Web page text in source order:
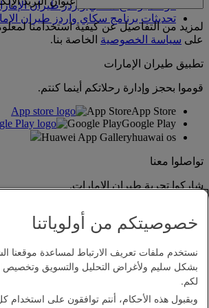
قواعد برنامج سكاي واردز طيران
تحديثات برنامج سكاي واردز طيران
لمزيد من التفاصيل عن كيفية استخدامنا
على سياسة الخصوصية الخاصة بنا.
تطبيق طيران الإمارات
قوموا بحجز وإدارة رحلاتكم أينما كنتم.
App StoreApp Store
Google PlayGoogle Play
Huawei App Galleryhuawai os
تواصلوا معنا
شاركوا تجربة طيران الإمارات.
خصوصيتكم من أولوياتنا
نستخدم ملفات تعريف الارتباط لمساعدة موقعنا
بشكل سليم ولأغراض التحليل والتسويق وتخصيص
لكم.
وبقبول هذه الأحكام، أنتم توافقون على